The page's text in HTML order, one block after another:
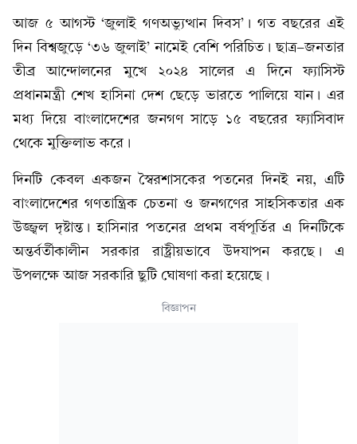
আজ ৫ আগস্ট ‘জুলাই গণঅভ্যুত্থান দিবস’। গত বছরের এই
দিন বিশ্বজুড়ে ‘৩৬ জুলাই’ নামেই বেশি পরিচিত। ছাত্র-জনতার
তীব্র আন্দোলনের মুখে ২০২৪ সালের এ দিনে ফ্যাসিস্ট
প্রধানমন্ত্রী শেখ হাসিনা দেশ ছেড়ে ভারতে পালিয়ে যান। এর
মধ্য দিয়ে বাংলাদেশের জনগণ সাড়ে ১৫ বছরের ফ্যাসিবাদ
থেকে মুক্তিলাভ করে।
দিনটি কেবল একজন স্বৈরশাসকের পতনের দিনই নয়, এটি
বাংলাদেশের গণতান্ত্রিক চেতনা ও জনগণের সাহসিকতার এক
উজ্জ্বল দৃষ্টান্ত। হাসিনার পতনের প্রথম বর্ষপূর্তির এ দিনটিকে
অন্তর্বর্তীকালীন সরকার রাষ্ট্রীয়ভাবে উদযাপন করছে। এ
উপলক্ষে আজ সরকারি ছুটি ঘোষণা করা হয়েছে।
বিজ্ঞাপন